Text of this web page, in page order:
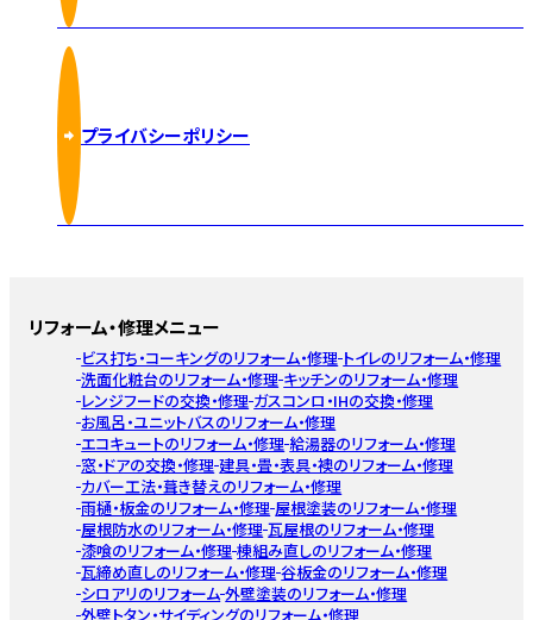
プライバシーポリシー
リフォーム・修理メニュー
ビス打ち・コーキングのリフォーム・修理 トイレのリフォーム・修理
洗面化粧台のリフォーム・修理 キッチンのリフォーム・修理
レンジフードの交換・修理 ガスコンロ・IHの交換・修理
お風呂・ユニットバスのリフォーム・修理
エコキュートのリフォーム・修理 給湯器のリフォーム・修理
窓・ドアの交換・修理 建具・畳・表具・襖のリフォーム・修理
カバー工法・葺き替えのリフォーム・修理
雨樋・板金のリフォーム・修理 屋根塗装のリフォーム・修理
屋根防水のリフォーム・修理 瓦屋根のリフォーム・修理
漆喰のリフォーム・修理 棟組み直しのリフォーム・修理
瓦締め直しのリフォーム・修理 谷板金のリフォーム・修理
シロアリのリフォーム 外壁塗装のリフォーム・修理
外壁トタン・サイディングのリフォーム・修理